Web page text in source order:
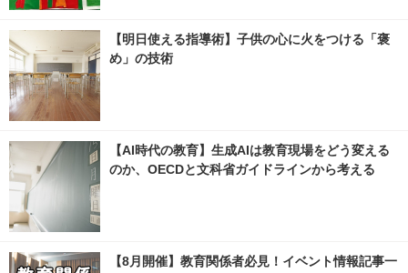
【明日使える指導術】子供の心に火をつける「褒
め」の技術
【AI時代の教育】生成AIは教育現場をどう変える
のか、OECDと文科省ガイドラインから考える
【8月開催】教育関係者必見！イベント情報記事一